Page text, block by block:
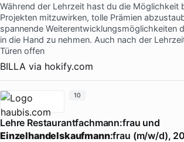
Während der Lehrzeit hast du die Möglichkeit
Projekten mitzuwirken, tolle Prämien
spannende Weiterentwicklungsmöglichkeiten
in die Hand zu nehmen. Auch nach der
Türen offen
BILLA via hokify.com
Lehre Restaurantfachmann:frau und
Einzelhandelskaufmann:frau (m/w/d),
10